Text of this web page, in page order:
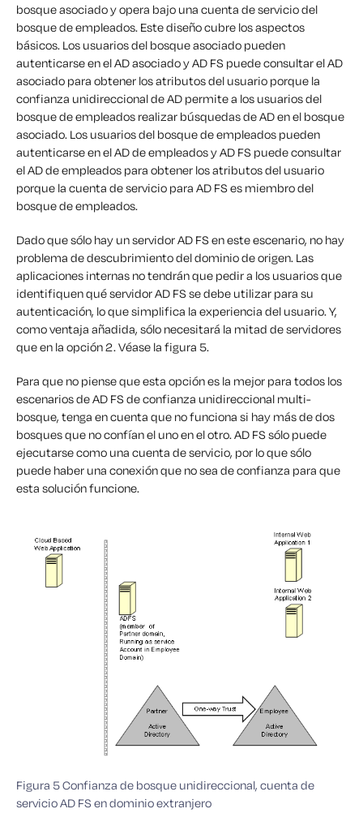
bosque asociado y opera bajo una cuenta de servicio del
bosque de empleados. Este diseño cubre los aspectos
básicos. Los usuarios del bosque asociado pueden
autenticarse en el AD asociado y AD FS puede consultar el AD
asociado para obtener los atributos del usuario porque la
confianza unidireccional de AD permite a los usuarios del
bosque de empleados realizar búsquedas de AD en el bosque
asociado. Los usuarios del bosque de empleados pueden
autenticarse en el AD de empleados y AD FS puede consultar
el AD de empleados para obtener los atributos del usuario
porque la cuenta de servicio para AD FS es miembro del
bosque de empleados.
Dado que sólo hay un servidor AD FS en este escenario, no hay
problema de descubrimiento del dominio de origen. Las
aplicaciones internas no tendrán que pedir a los usuarios que
identifiquen qué servidor AD FS se debe utilizar para su
autenticación, lo que simplifica la experiencia del usuario. Y,
como ventaja añadida, sólo necesitará la mitad de servidores
que en la opción 2. Véase la figura 5.
Para que no piense que esta opción es la mejor para todos los
escenarios de AD FS de confianza unidireccional multi-
bosque, tenga en cuenta que no funciona si hay más de dos
bosques que no confían el uno en el otro. AD FS sólo puede
ejecutarse como una cuenta de servicio, por lo que sólo
puede haber una conexión que no sea de confianza para que
esta solución funcione.
Figura 5 Confianza de bosque unidireccional, cuenta de
servicio AD FS en dominio extranjero